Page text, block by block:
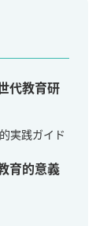
代教育研
実践ガイド
育的意義